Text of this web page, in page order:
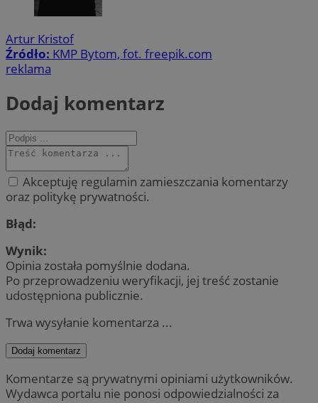
Artur Kristof
Źródło: KMP Bytom, fot. freepik.com
reklama
Dodaj komentarz
Akceptuję regulamin zamieszczania komentarzy
oraz politykę prywatności.
Błąd:
Wynik:
Opinia została pomyślnie dodana.
Po przeprowadzeniu weryfikacji, jej treść zostanie
udostępniona publicznie.
Trwa wysyłanie komentarza ...
Dodaj komentarz
Komentarze są prywatnymi opiniami użytkowników.
Wydawca portalu nie ponosi odpowiedzialności za